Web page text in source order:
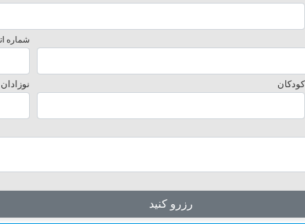
شماره
کودکان نوزادان
رزرو کنید